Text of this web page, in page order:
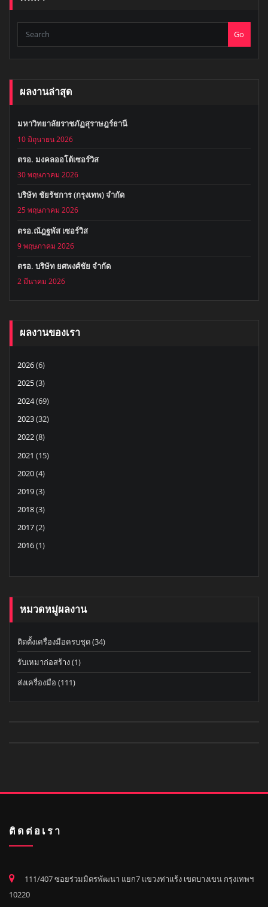
Go
ผลงานล่าสุด
มหาวิทยาลัยราชภัฏสุราษฎร์ธานี
10 มิถุนายน 2026
ตรอ. มงคลออโต้เซอร์วิส
30 พฤษภาคม 2026
บริษัท ชัยรัชการ (กรุงเทพ) จำกัด
25 พฤษภาคม 2026
ตรอ.ณัฎฐพัส เซอร์วิส
9 พฤษภาคม 2026
ตรอ. บริษัท ยศพงศ์ชัย จำกัด
2 มีนาคม 2026
ผลงานของเรา
2026(6)
2025(3)
2024(69)
2023(32)
2022(8)
2021 (15)
2020(4)
2019(3)
2018(3)
2017(2)
2016(1)
หมวดหมู่ผลงาน
ติดตั้งเครื่องมือครบชุด(34)
รับเหมาก่อสร้าง(1)
ส่งเครื่องมือ (111)
ติดต่อเรา
111/407 ซอยร่วมมิตรพัฒนา แยก7 แขวงท่าแร้ง เขตบางเขน กรุงเทพฯ
10220